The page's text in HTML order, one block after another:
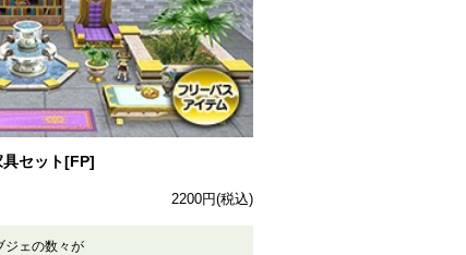
セット[FP]
2200円(税込)
ジェの数々が